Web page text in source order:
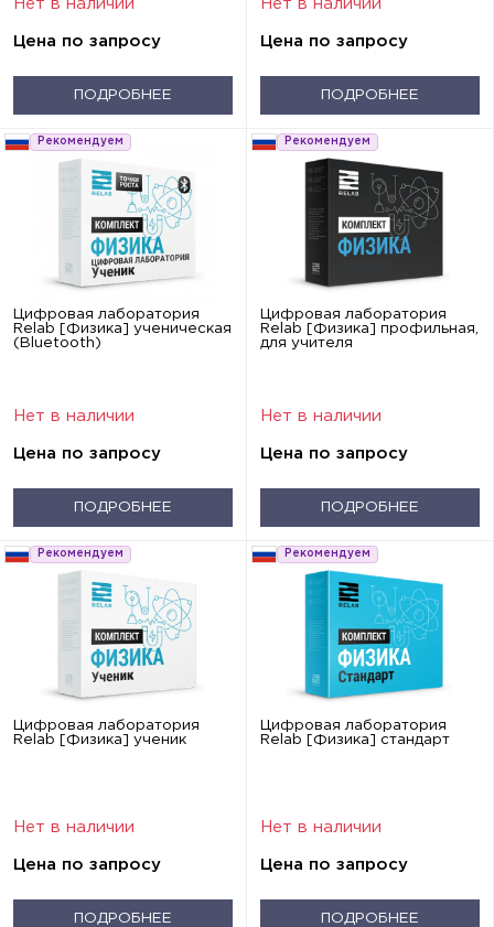
Нет в наличии
Цена по запросу
ПОДРОБНЕЕ
Нет в наличии
Цена по запросу
ПОДРОБНЕЕ
Рекомендуем
Цифровая лаборатория
Relab [Физика] ученическая
(Bluetooth)
Нет в наличии
Цена по запросу
ПОДРОБНЕЕ
Рекомендуем
Цифровая лаборатория
Relab [Физика] профильная,
для учителя
Нет в наличии
Цена по запросу
ПОДРОБНЕЕ
Рекомендуем
Цифровая лаборатория
Relab [Физика] ученик
Нет в наличии
Цена по запросу
ПОДРОБНЕЕ
Рекомендуем
Цифровая лаборатория
Relab [Физика] стандарт
Нет в наличии
Цена по запросу
ПОДРОБНЕЕ